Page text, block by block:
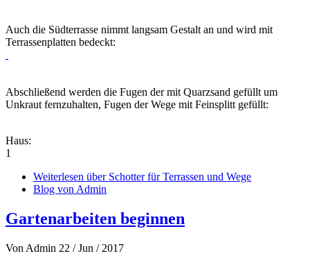
Auch die Südterrasse nimmt langsam Gestalt an und wird mit
Terrassenplatten bedeckt:
Abschließend werden die Fugen der mit Quarzsand gefüllt um
Unkraut fernzuhalten, Fugen der Wege mit Feinsplitt gefüllt:
Haus:
1
Weiterlesen über Schotter für Terrassen und Wege
Blog von Admin
Gartenarbeiten beginnen
Von Admin 22 / Jun / 2017